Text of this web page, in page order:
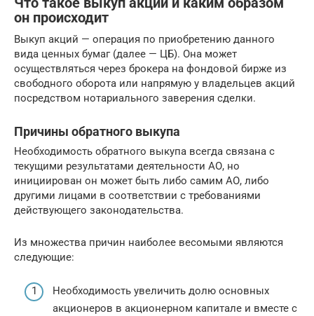
он происходит
Выкуп акций — операция по приобретению данного
вида ценных бумаг (далее — ЦБ). Она может
осуществляться через брокера на фондовой бирже из
свободного оборота или напрямую у владельцев акций
посредством нотариального заверения сделки.
Причины обратного выкупа
Необходимость обратного выкупа всегда связана с
текущими результатами деятельности АО, но
инициирован он может быть либо самим АО, либо
другими лицами в соответствии с требованиями
действующего законодательства.
Из множества причин наиболее весомыми являются
следующие:
Необходимость увеличить долю основных
акционеров в акционерном капитале и вместе с